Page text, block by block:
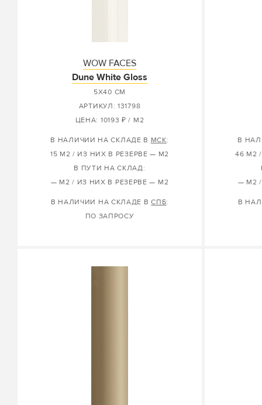
WOW FACES
Dune White Gloss
5X40 СМ
АРТИКУЛ: 131798
ЦЕНА: 10193 ₽ / М2
В НАЛИЧИИ НА СКЛАДЕ В МСК:
15 М2 / ИЗ НИХ В РЕЗЕРВЕ — М2
В ПУТИ НА СКЛАД:
— М2 / ИЗ НИХ В РЕЗЕРВЕ — М2
В НАЛИЧИИ НА СКЛАДЕ ВСПБ:
ПО ЗАПРОСУ
В
46 М2
— М2
В